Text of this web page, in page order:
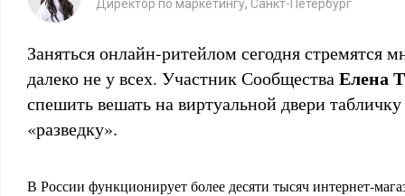
Директор по маркетингу, Санкт-Петербург
Заняться онлайн-ритейлом сегодня стремятся
далеко не у всех. Участник СообществаЕлена
спешить вешать на виртуальной двери
«разведку».
В России функционирует более десяти тысяч интернет-